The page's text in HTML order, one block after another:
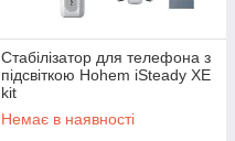
Стабілізатор для телефона з
підсвіткою Hohem iSteady XE
kit
Немає в наявності